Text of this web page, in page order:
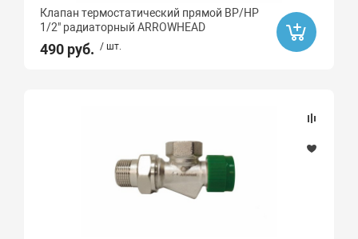
Клапан термостатический прямой ВР/НР
1/2" радиаторный ARROWHEAD
490 руб. / шт.